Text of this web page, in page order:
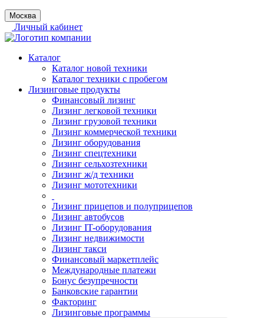
Москва
Личный кабинет
Каталог
Каталог новой техники
Каталог техники с пробегом
Лизинговые продукты
Финансовый лизинг
Лизинг легковой техники
Лизинг грузовой техники
Лизинг коммерческой техники
Лизинг оборудования
Лизинг спецтехники
Лизинг сельхозтехники
Лизинг ж/д техники
Лизинг мототехники
Лизинг прицепов и полуприцепов
Лизинг автобусов
Лизинг IT-оборудования
Лизинг недвижимости
Лизинг такси
Финансовый маркетплейс
Международные платежи
Бонус безупречности
Банковские гарантии
Факторинг
Лизинговые программы